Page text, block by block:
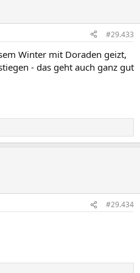
#29.433
Winter mit Doraden geizt,
- das geht auch ganz gut
#29.434